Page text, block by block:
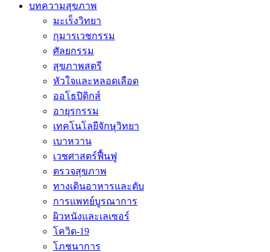
บทความสุขภาพ
มะเร็งวิทยา
กุมารเวชกรรม
ศัลยกรรม
สุขภาพสตรี
หัวใจและหลอดเลือด
ออโธปิดิกส์
อายุรกรรม
เทคโนโลยีจักษุวิทยา
เบาหวาน
เวชศาสตร์ฟื้นฟู
ตรวจสุขภาพ
ทางเดินอาหารและตับ
การแพทย์บูรณาการ
ผิวหนังและเลเซอร์
โควิด-19
โภชนาการ